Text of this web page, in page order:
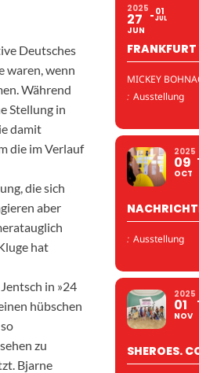
Deutsches
waren, wenn
Während
Stellung in
damit
die im Verlauf
die sich
aber
hat
in »24
hübschen
zu
Bjarne
2025
27
JUN
01
JUL
MICKEY
: Ausstellung
2025
09
OCT
: Ausstellung
2025
01
NOV
SHEROES.